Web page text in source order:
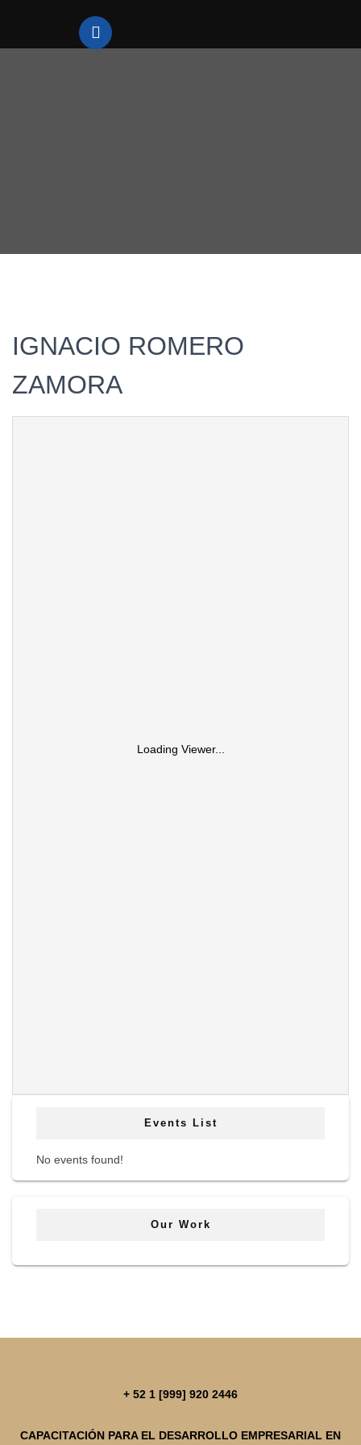
IGNACIO ROMERO
ZAMORA
Loading Viewer...
Events List
No events found!
Our Work
+ 52 1 [999] 920 2446
CAPACITACIÓN PARA EL DESARROLLO EMPRESARIAL EN